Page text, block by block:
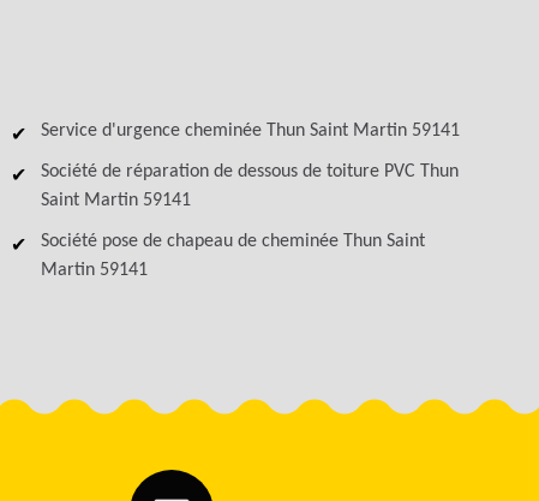
Service d'urgence cheminée Thun Saint Martin 59141
Société de réparation de dessous de toiture PVC Thun
Saint Martin 59141
Société pose de chapeau de cheminée Thun Saint
Martin 59141